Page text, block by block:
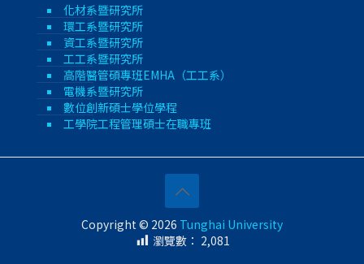
化材系暨研究所
環工系暨研究所
資工系暨研究所
工工系暨研究所
高階醫管碩專班EMHA（工工系）
電機系暨研究所
數位創新碩士學位學程
工學院工程管理碩士在職專班
Copyright © 2026 Tunghai University
瀏覽數： 2,081